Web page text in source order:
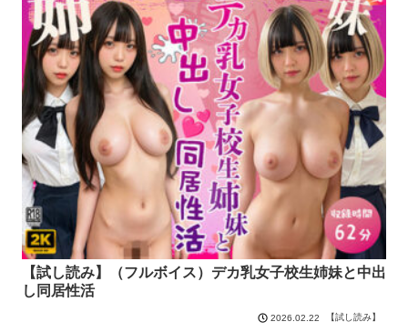
【試し読み】（フルボイス）デカ乳女子校生姉妹と中出
し同居性活
2026.02.22 【試し読み】